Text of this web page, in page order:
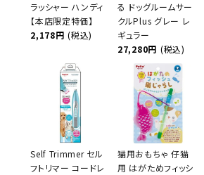
ラッシャー ハンディ
【本店限定特価】
2,178円 (税込)
る ドッグルームサー
クルPlus グレー レ
ギュラー
27,280円 (税込)
Self Trimmer セル
フトリマー コードレ
猫用おもちゃ 仔猫
用 はがためフィッシ